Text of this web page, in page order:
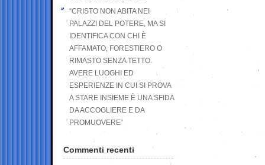
“CRISTO NON ABITA NEI
PALAZZI DEL POTERE, MA SI
IDENTIFICA CON CHI È
AFFAMATO, FORESTIERO O
RIMASTO SENZA TETTO.
AVERE LUOGHI ED
ESPERIENZE IN CUI SI PROVA
A STARE INSIEME È UNA SFIDA
DA ACCOGLIERE E DA
PROMUOVERE”
Commenti recenti